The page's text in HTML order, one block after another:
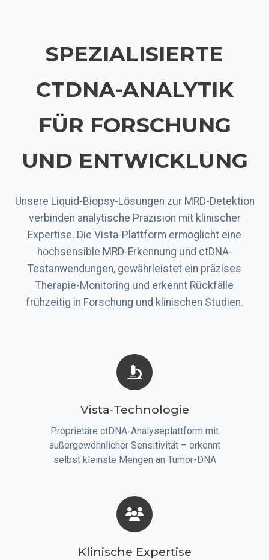
SPEZIALISIERTE
CTDNA-ANALYTIK
FÜR FORSCHUNG
UND ENTWICKLUNG
Unsere Liquid-Biopsy-Lösungen zur MRD-Detektion
verbinden analytische Präzision mit klinischer
Expertise. Die Vista-Plattform ermöglicht eine
hochsensible MRD-Erkennung und ctDNA-
Testanwendungen, gewährleistet ein präzises
Therapie-Monitoring und erkennt Rückfälle
frühzeitig in Forschung und klinischen Studien.
Vista-Technologie
Proprietäre ctDNA-Analyseplattform mit
außergewöhnlicher Sensitivität – erkennt
selbst kleinste Mengen an Tumor-DNA
Klinische Expertise